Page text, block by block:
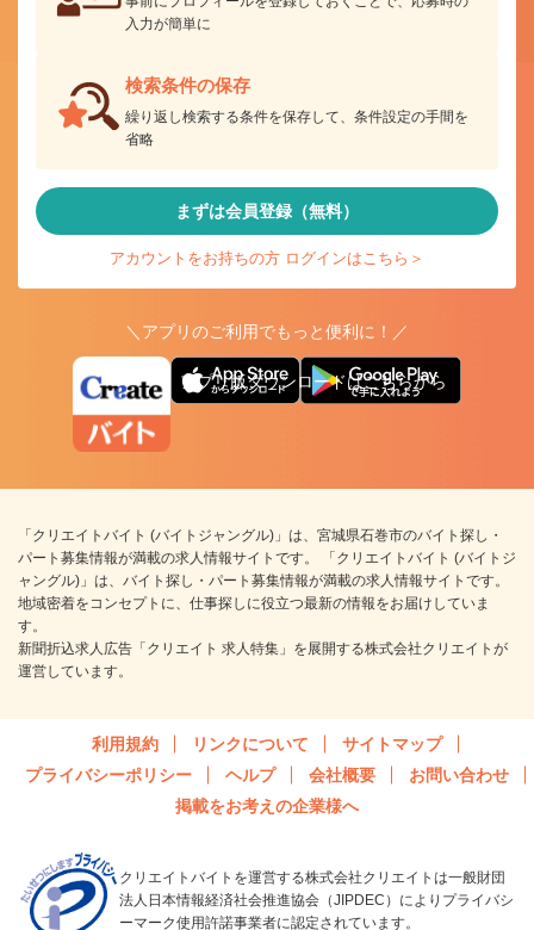
入力が簡単に
検索条件の保存
繰り返し検索する条件を保存して、条件設定の手間を
省略
まずは会員登録（無料）
アカウントをお持ちの方 ログインはこちら＞
＼アプリのご利用でもっと便利に！／
アプリ版ダウンロードはこちらから
「クリエイトバイト (バイトジャングル)」は、宮城県石巻市のバイト探し・
パート募集情報が満載の求人情報サイトです。 「クリエイトバイト (バイトジ
ャングル)」は、バイト探し・パート募集情報が満載の求人情報サイトです。
地域密着をコンセプトに、仕事探しに役立つ最新の情報をお届けしていま
す。
新聞折込求人広告「クリエイト 求人特集」を展開する株式会社クリエイトが
運営しています。
利用規約 リンクについて
サイトマップ
プライバシーポリシー
ヘルプ 会社概要
お問い合わせ
掲載をお考えの企業様へ
クリエイトバイトを運営する株式会社クリエイトは一般財団
法人日本情報経済社会推進協会（JIPDEC）によりプライバシ
ーマーク使用許諾事業者に認定されています。